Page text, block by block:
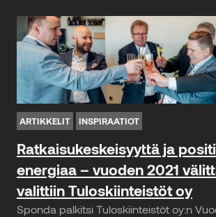
ARTIKKELIT INSPIRAATIOT
Ratkaisukeskeisyyttä ja
energiaa – vuoden 2021
valittiin Tuloskiinteistöt oy
Sponda palkitsi Tuloskiinteistöt oy:n